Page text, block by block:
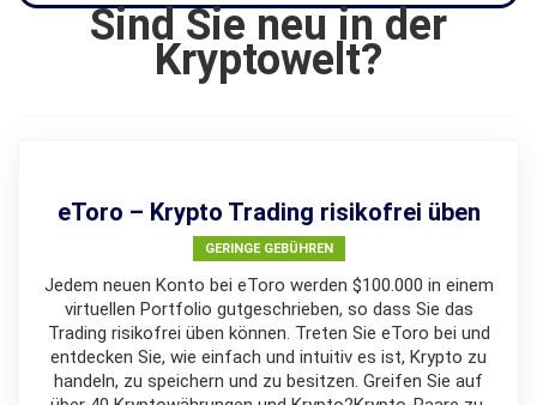
Sind Sie neu in der
Kryptowelt?
eToro – Krypto Trading risikofrei üben
GERINGE GEBÜHREN
Jedem neuen Konto bei eToro werden $100.000 in einem
virtuellen Portfolio gutgeschrieben, so dass Sie das
Trading risikofrei üben können. Treten Sie eToro bei und
entdecken Sie, wie einfach und intuitiv es ist, Krypto zu
handeln, zu speichern und zu besitzen. Greifen Sie auf